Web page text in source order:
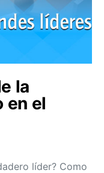
la
en el
líder? Como